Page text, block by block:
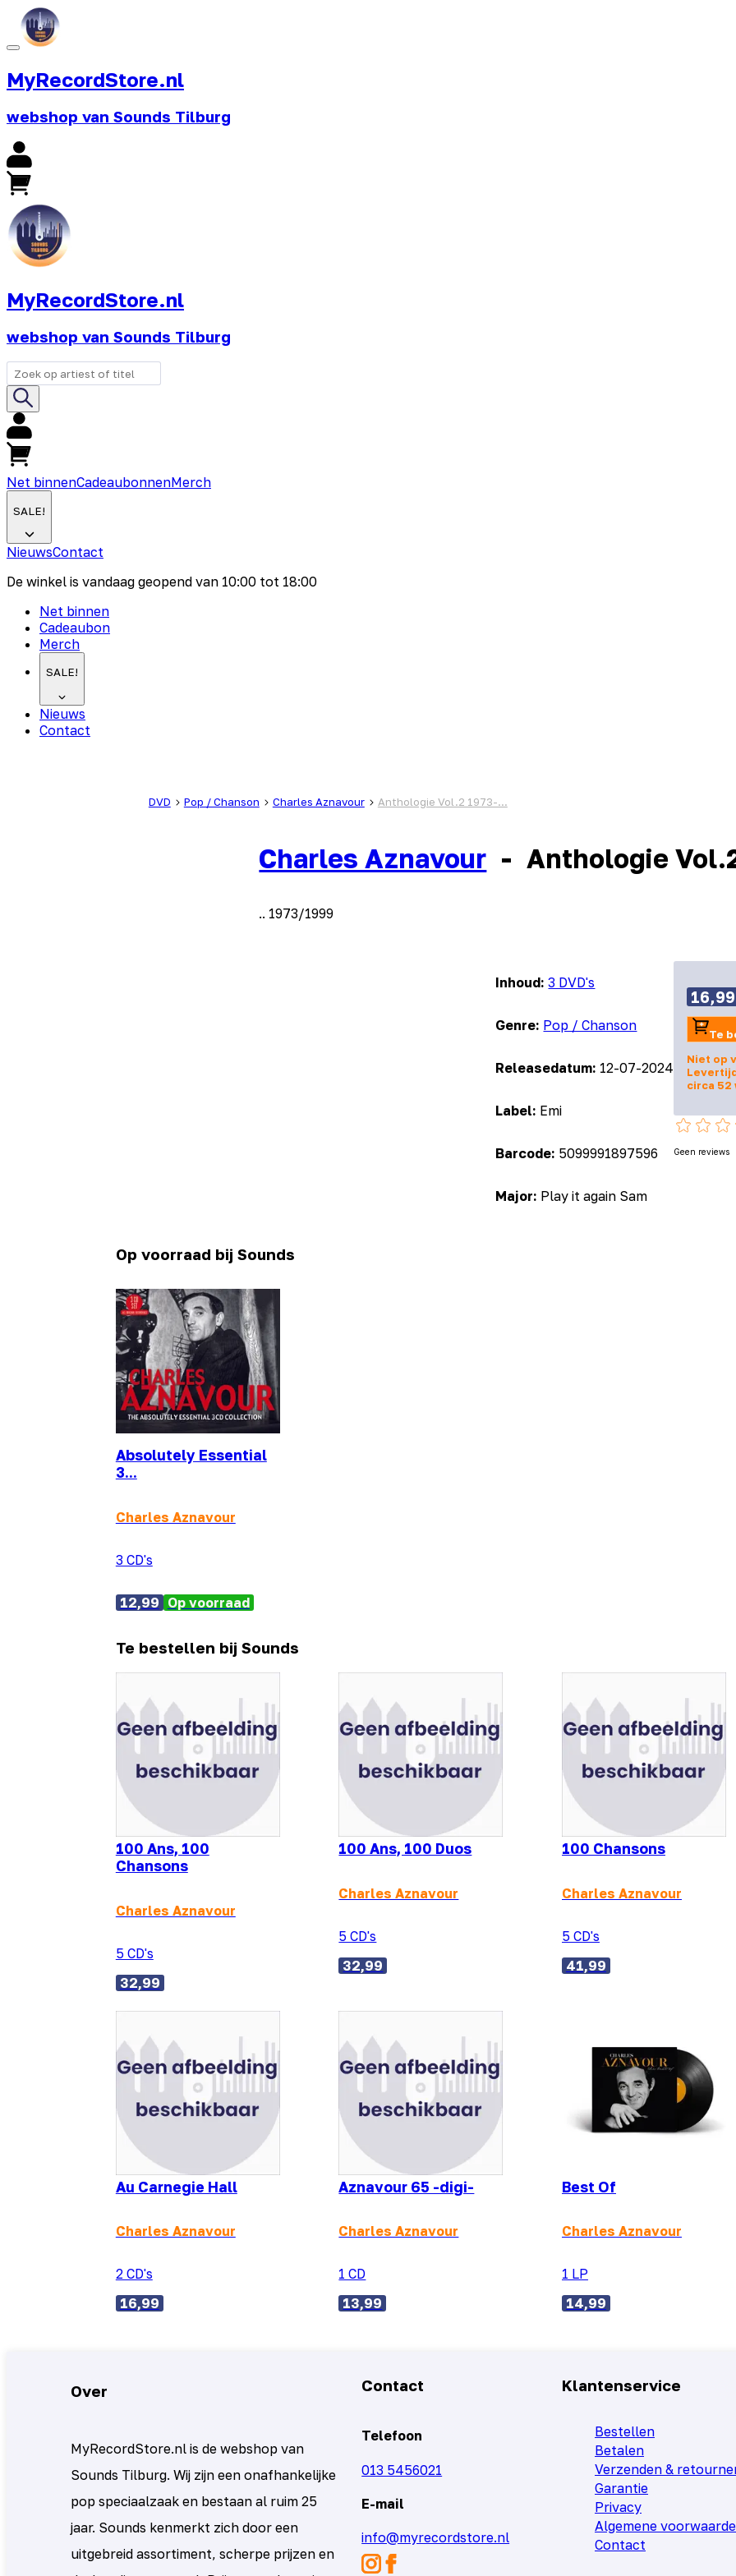
MyRecordStore.nl
webshop van Sounds Tilburg
MyRecordStore.nl
webshop van Sounds Tilburg
Net binnenCadeaubonnenMerch
SALE!
NieuwsContact
De winkel is vandaag geopend van 10:00 tot 18:00
Net binnen
Cadeaubon
Merch
SALE!
Nieuws
Contact
DVD Pop / Chanson Charles Aznavour Anthologie Vol.2 1973-...
Charles Aznavour - Anthologie
.. 1973/1999
Inhoud:3 DVD's
Genre: Pop / Chanson
Releasedatum: 12-07-2024
Label: Emi
Barcode: 5099991897596
Major: Play it again Sam
16,99
Te
Niet op
circa 52
Geen reviews
Op voorraad bij Sounds
Absolutely Essential
3...
Charles Aznavour
3 CD's
12,99 Op voorraad
Te bestellen bij Sounds
100 Ans, 100
Chansons
Charles Aznavour
5 CD's
32,99
100 Ans, 100 Duos
Charles Aznavour
5 CD's
32,99
100 Chansons
Charles Aznavour
5 CD's
41,99
Au Carnegie Hall
Charles Aznavour
2 CD's
16,99
Aznavour 65 -digi-
Charles Aznavour
1 CD
13,99
Best Of
Charles Aznavour
1 LP
14,99
Over
MyRecordStore.nl is de webshop van
Sounds Tilburg. Wij zijn een onafhankelijke
pop speciaalzaak en bestaan al ruim 25
jaar. Sounds kenmerkt zich door een
uitgebreid assortiment, scherpe prijzen en
Contact
Telefoon
013 5456021
E-mail
info@myrecordstore.nl
Klantenservice
Bestellen
Betalen
Verzenden &
Garantie
Privacy
Algemene
Contact